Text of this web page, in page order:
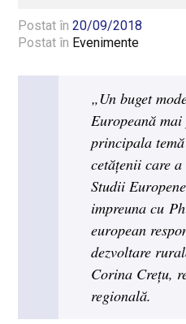
Postat în20/09/2018
Postat în Evenimente
„Un buget
Europeană
principala
cetățenii care
Studii
impreuna cu
european
dezvoltare
Corina Crețu,
regională.